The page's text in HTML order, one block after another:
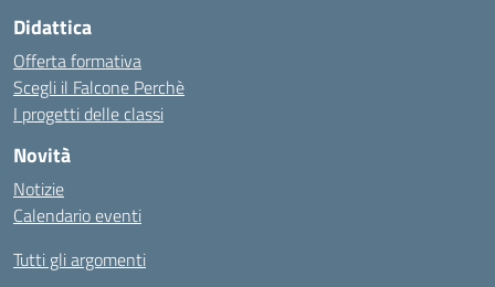
Didattica
Offerta formativa
Scegli il Falcone Perchè
I progetti delle classi
Novità
Notizie
Calendario eventi
Tutti gli argomenti